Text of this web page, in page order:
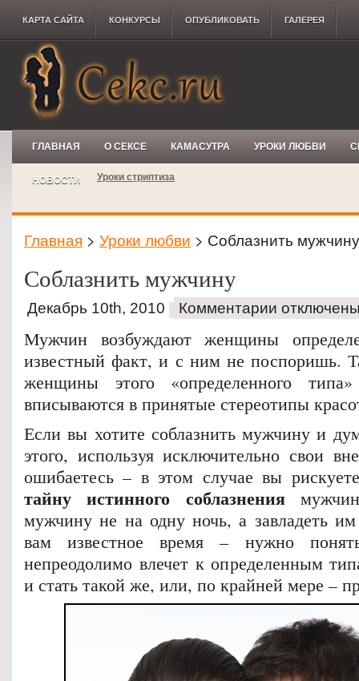
КАРТА САЙТА КОНКУРCЫ ОПУБЛИКОВАТЬ ГАЛЕРЕЯ
ГЛАВНАЯ О СЕКСЕ КАМАСУТРА УРОКИ ЛЮБВИ
НОВОСТИ Уроки стриптиза
Главная > Уроки любви > Соблазнить мужчину
Соблазнить мужчину
Декабрь 10th, 2010 Комментарии
Мужчин возбуждают женщины
известный факт, и с ним не поспоришь.
женщины этого «определенного
вписываются в принятые стереотипы
Если вы хотите соблазнить мужчину и
этого, используя исключительно свои
ошибаетесь – в этом случае вы
тайну истинного соблазнения
мужчину не на одну ночь, а завладеть
вам известное время – нужно
непреодолимо влечет к определенным
и стать такой же, или, по крайней мере –